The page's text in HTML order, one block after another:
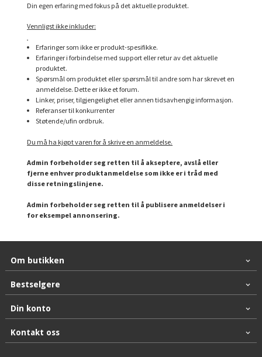
Din egen erfaring med fokus på det aktuelle produktet.
Vennligst ikke inkluder:
Erfaringer som ikke er produkt-spesifikke.
Erfaringer i forbindelse med support eller retur av det aktuelle
produktet.
Spørsmål om produktet eller spørsmål til andre som har skrevet en
anmeldelse. Dette er ikke et forum.
Linker, priser, tilgjengelighet eller annen tidsavhengig informasjon.
Referanser til konkurrenter
Støtende/ufin ordbruk.
Du må ha kjøpt varen for å skrive en anmeldelse.
Admin forbeholder seg retten til å akseptere, avslå eller
fjerne enhver produktanmeldelse som ikke er i tråd med
disse retningslinjene.
Admin forbeholder seg retten til å publisere anmeldelser i
for eksempel annonsering.
Om butikken
Bestselgere
Din konto
Kontakt oss